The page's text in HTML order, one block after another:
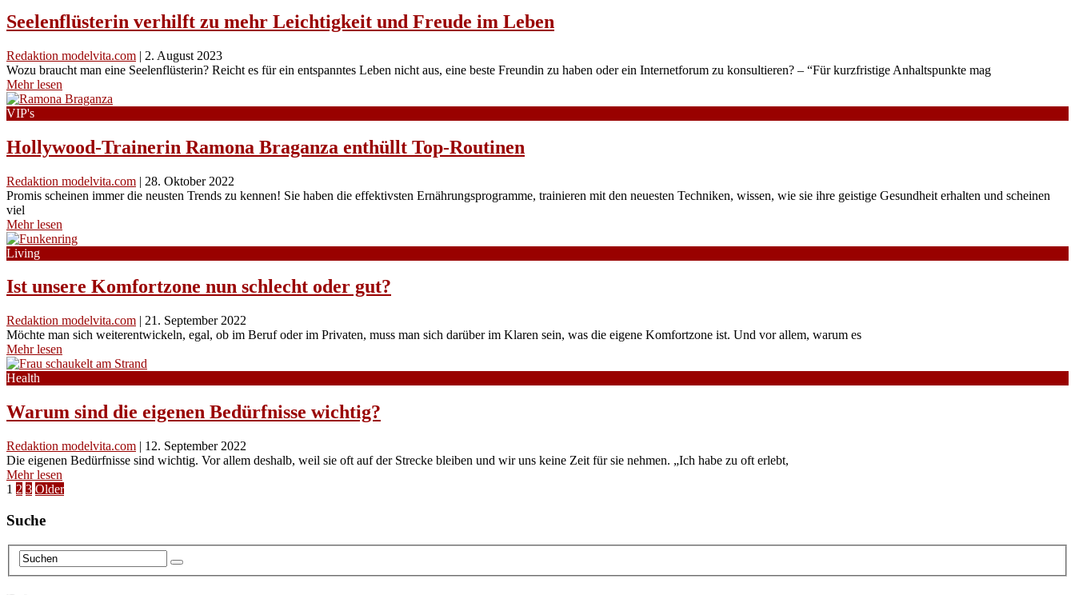
Seelenflüsterin verhilft zu mehr Leichtigkeit und Freude im Leben
Redaktion modelvita.com | 2. August 2023
Wozu braucht man eine Seelenflüsterin? Reicht es für ein entspanntes Leben nicht aus, eine beste Freundin zu haben oder ein Internetforum zu konsultieren? – “Für kurzfristige Anhaltspunkte mag
Mehr lesen
VIP's
Hollywood-Trainerin Ramona Braganza enthüllt Top-Routinen
Redaktion modelvita.com | 28. Oktober 2022
Promis scheinen immer die neusten Trends zu kennen! Sie haben die effektivsten Ernährungsprogramme, trainieren mit den neuesten Techniken, wissen, wie sie ihre geistige Gesundheit erhalten und scheinen
viel
Mehr lesen
Living
Ist unsere Komfortzone nun schlecht oder gut?
Redaktion modelvita.com | 21. September 2022
Möchte man sich weiterentwickeln, egal, ob im Beruf oder im Privaten, muss man sich darüber im Klaren sein, was die eigene Komfortzone ist. Und vor allem, warum es
Mehr lesen
Health
Warum sind die eigenen Bedürfnisse wichtig?
Redaktion modelvita.com | 12. September 2022
Die eigenen Bedürfnisse sind wichtig. Vor allem deshalb, weil sie oft auf der Strecke bleiben und wir uns keine Zeit für sie nehmen. „Ich habe zu oft erlebt,
Mehr lesen
Seitennummerierung
der
1 2 3 Older
Suche